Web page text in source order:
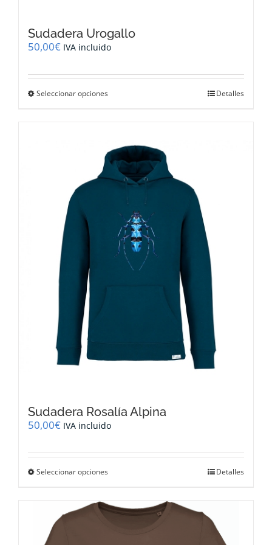
Sudadera Urogallo
50,00€ IVA incluido
Seleccionar opciones
variantes.
Las
opciones
se
elegir
en
página
de
producto
Detalles
Sudadera Rosalía Alpina
50,00€ IVA incluido
Seleccionar opciones
múltiples
Detalles